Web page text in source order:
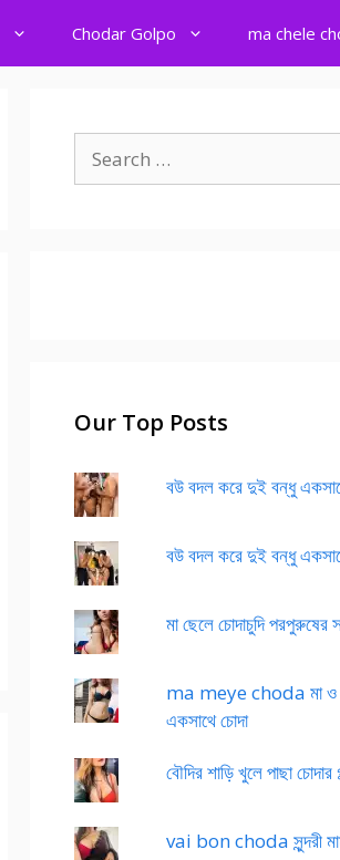
Chodar Golpo ma chele
for:
Our Top Posts
বউ বদল করে দুই বন্ধু
বউ বদল করে দুই বন্ধু
মা ছেলে চোদাচুদি পরপুরুষের
ma meye choda মা ও
একসাথে চোদা
বৌদির শাড়ি খুলে পাছা চোদার
vai bon choda সুন্দরী